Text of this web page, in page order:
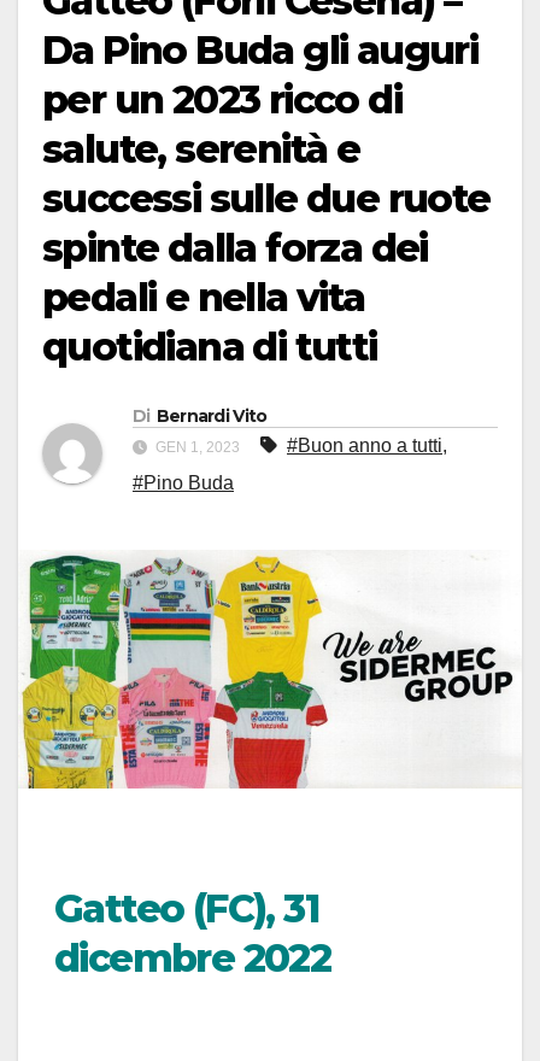
Da Pino Buda gli auguri
per un 2023 ricco di
salute, serenità e
successi sulle due ruote
spinte dalla forza dei
pedali e nella vita
quotidiana di tutti
Di Bernardi Vito
GEN 1, 2023 #Buon anno a tutti,
#Pino Buda
Gatteo (FC), 31
dicembre 2022